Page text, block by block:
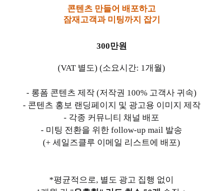
콘텐츠 만들어 배포하고
잠재고객과 미팅까지 잡기
300만원
(VAT 별도) (소요시간: 1개월)
- 롱폼 콘텐츠 제작 (저작권 100% 고객사 귀속)
- 콘텐츠 홍보 랜딩페이지 및 광고용 이미지 제작
- 각종 커뮤니티 채널 배포
- 미팅 전환을 위한 follow-up mail 발송
(+ 세일즈클루 이메일 리스트에 배포)
*평균적으로, 별도 광고 집행 없이